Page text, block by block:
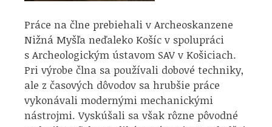
Práce na člne prebiehali v Archeoskanzene
Nižná Myšľa neďaleko Košíc v spolupráci
s Archeologickým ústavom SAV v Košiciach.
Pri výrobe člna sa používali dobové techniky,
ale z časových dôvodov sa hrubšie práce
vykonávali modernými mechanickými
nástrojmi. Vyskúšali sa však rôzne pôvodné